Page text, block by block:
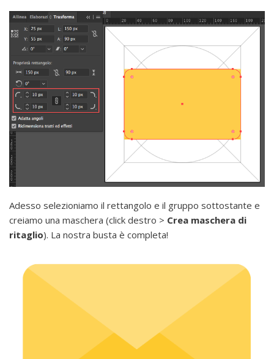
Adesso selezioniamo il rettangolo e il gruppo sottostante e
creiamo una maschera (click destro > Crea maschera di
ritaglio). La nostra busta è completa!